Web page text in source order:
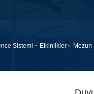
Sistemi Etkinlikler Mezun